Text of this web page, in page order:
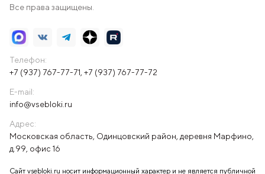
Все права защищены.
Телефон:
+7 (937) 767-77-71 +7 (937) 767-77-72
E-mail:
info@vsebloki.ru
Адрес:
Московская область, Одинцовский район, деревня Марфино,
д.99, офис 16
Сайт vsebloki.ru носит информационный характер и не является публичной